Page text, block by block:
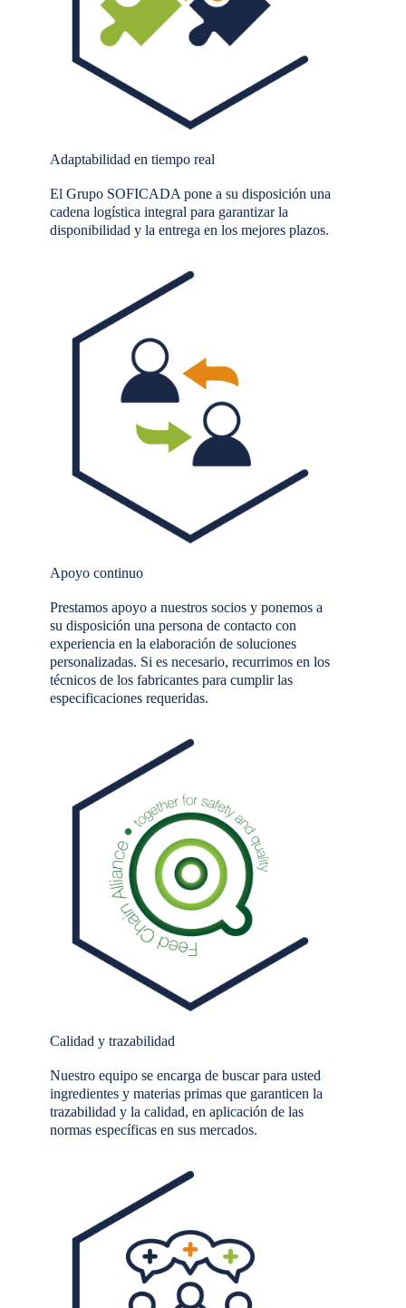
Adaptabilidad en tiempo real
El Grupo SOFICADA pone a su disposición una
cadena logística integral para garantizar la
disponibilidad y la entrega en los mejores plazos.
Apoyo continuo
Prestamos apoyo a nuestros socios y ponemos a
su disposición una persona de contacto con
experiencia en la elaboración de soluciones
personalizadas. Si es necesario, recurrimos en los
técnicos de los fabricantes para cumplir las
especificaciones requeridas.
Calidad y trazabilidad
Nuestro equipo se encarga de buscar para usted
ingredientes y materias primas que garanticen la
trazabilidad y la calidad, en aplicación de las
normas específicas en sus mercados.